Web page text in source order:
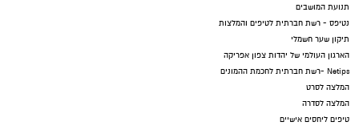
תנועת המושבים
נטיפס - רשת חברתית לטיפים והמלצות
תיקון שער חשמלי
הארגון העולמי של יהדות צפון אפריקה
Netips -רשת חברתית לחכמת ההמונים
המלצה לסרט
המלצה לסדרה
טיפים ליחסים אישיים